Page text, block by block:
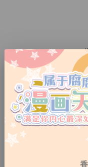
竹马重逢／腹黑深情